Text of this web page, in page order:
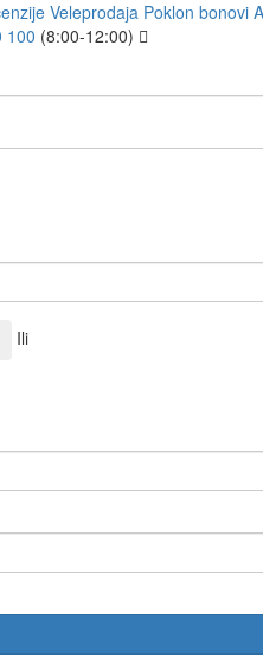
Veleprodaja Poklon bonovi
100 (8:00-12:00)
Ili